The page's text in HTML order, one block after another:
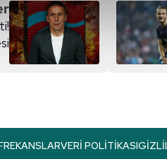
hizmet sunabilmek için İnternet
çeşitli kişisel verileriniz
Diğer çerezler,
yapılması,
Verilerin Korunması Kanunu
VERI POLITIKASI